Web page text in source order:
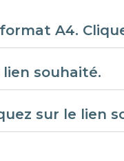
A4.
souhaité.
sur le lien